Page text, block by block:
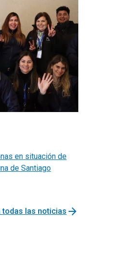
en situación de
de Santiago
todas las noticias arrow_forward